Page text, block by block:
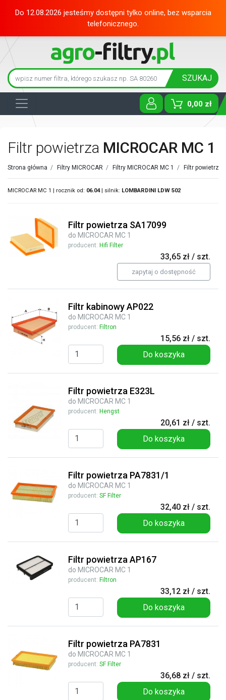
Do 12.08.2026 jesteśmy dostępni tylko online, bez wsparcia
telefonicznego.
SZUKAJ
0,00 zł
Toggle
Filtr powietrza MICROCAR MC 1
Strona główna / Filtry MICROCAR / Filtry MICROCAR MC 1 / Filtr powietrza
MICROCAR MC 1 | rocznik od: 06.04| silnik: LOMBARDINI LDW 502
Filtr powietrza SA17099
do MICROCAR MC 1
producent: Hifi Filter
33,65 zł / szt.
zapytaj o dostępność
Filtr kabinowy AP022
do MICROCAR MC 1
producent: Filtron
15,56 zł / szt.
Do koszyka
Filtr powietrza E323L
do MICROCAR MC 1
producent: Hengst
20,61 zł / szt.
Do koszyka
Filtr powietrza PA7831/1
do MICROCAR MC 1
producent: SF Filter
32,40 zł / szt.
Do koszyka
Filtr powietrza AP167
do MICROCAR MC 1
producent: Filtron
33,12 zł / szt.
Do koszyka
Filtr powietrza PA7831
do MICROCAR MC 1
producent: SF Filter
36,68 zł / szt.
Do koszyka